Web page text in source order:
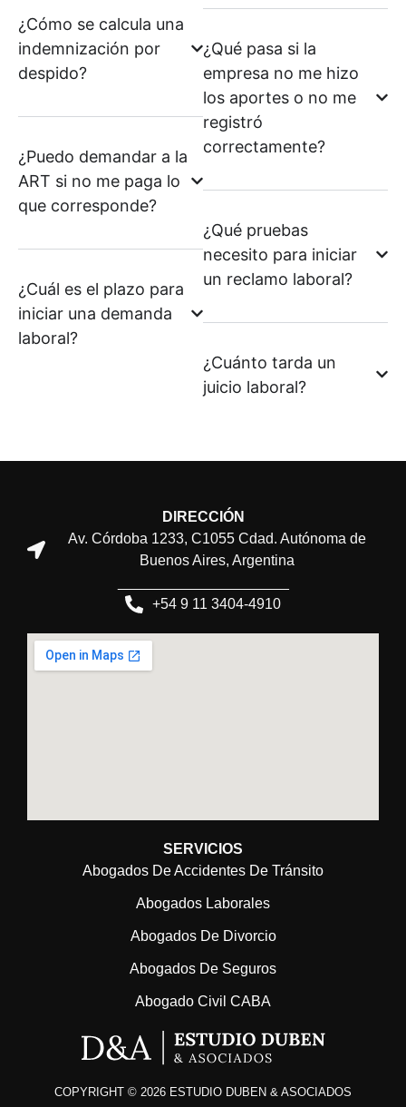
¿Cómo se calcula una
indemnización por
despido?
¿Puedo demandar a la
ART si no me paga lo
que corresponde?
¿Cuál es el plazo para
iniciar una demanda
laboral?
¿Qué pasa si la
empresa no me hizo
los aportes o no me
registró
correctamente?
¿Qué pruebas
necesito para iniciar
un reclamo laboral?
¿Cuánto tarda un
juicio laboral?
COPYRIGHT © 2026 ESTUDIO DUBEN & ASOCIADOS
DIRECCIÓN
Av. Córdoba 1233, C1055 Cdad. Autónoma de
Buenos Aires, Argentina
+54 9 11 3404-4910
SERVICIOS
Abogados De Accidentes De Tránsito
Abogados Laborales
Abogados De Divorcio
Abogados De Seguros
Abogado Civil CABA